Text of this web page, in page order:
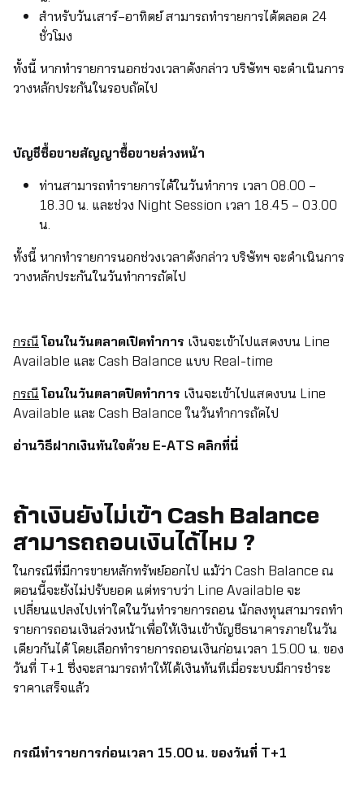
สำหรับวันเสาร์–อาทิตย์ สามารถทำรายการได้ตลอด 24
ชั่วโมง
ทั้งนี้ หากทำรายการนอกช่วงเวลาดังกล่าว บริษัทฯ จะดำเนินการ
วางหลักประกันในรอบถัดไป
บัญชีซื้อขายสัญญาซื้อขายล่วงหน้า
ท่านสามารถทำรายการได้ในวันทำการ เวลา 08.00 –
18.30 น. และช่วง Night Session เวลา 18.45 – 03.00
น.
ทั้งนี้ หากทำรายการนอกช่วงเวลาดังกล่าว บริษัทฯ จะดำเนินการ
วางหลักประกันในวันทำการถัดไป
กรณีโอนในวันตลาดเปิดทำการ เงินจะเข้าไปแสดงบน Line
Available และ Cash Balance แบบ Real-time
กรณีโอนในวันตลาดปิดทำการ เงินจะเข้าไปแสดงบน Line
Available และ Cash Balance ในวันทำการถัดไป
อ่านวิธีฝากเงินทันใจด้วย E-ATS คลิกที่นี่
ถ้าเงินยังไม่เข้า Cash Balance
สามารถถอนเงินได้ไหม ?
ในกรณีที่มีการขายหลักทรัพย์ออกไป แม้ว่า Cash Balance ณ
ตอนนี้จะยังไม่ปรับยอด แต่ทราบว่า Line Available จะ
เปลี่ยนแปลงไปเท่าใดในวันทำรายการถอน นักลงทุนสามารถทำ
รายการถอนเงินล่วงหน้าเพื่อให้เงินเข้าบัญชีธนาคารภายในวัน
เดียวกันได้ โดยเลือกทำรายการถอนเงินก่อนเวลา 15.00 น. ของ
วันที่ T+1 ซึ่งจะสามารถทำให้ได้เงินทันทีเมื่อระบบมีการชำระ
ราคาเสร็จแล้ว
กรณีทำรายการก่อนเวลา 15.00 น. ของวันที่ T+1